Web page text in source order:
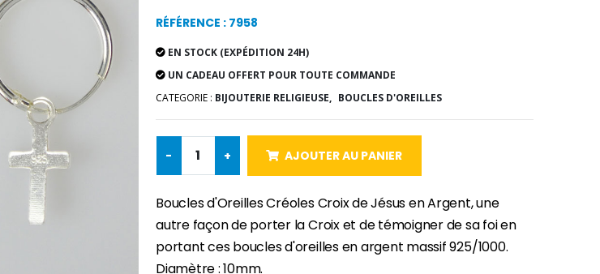
RÉFÉRENCE : 7958
EN STOCK (EXPÉDITION 24H)
UN CADEAU OFFERT POUR TOUTE COMMANDE
CATEGORIE : BIJOUTERIE RELIGIEUSE, BOUCLES D'OREILLES
- + AJOUTER AU PANIER
Boucles d'Oreilles Créoles Croix de Jésus en Argent, une
autre façon de porter la Croix et de témoigner de sa foi en
portant ces boucles d'oreilles en argent massif 925/1000.
Diamètre : 10mm.